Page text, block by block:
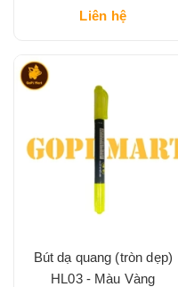
Liên hệ
Bút dạ quang (tròn dẹp)
HL03 - Màu Vàng